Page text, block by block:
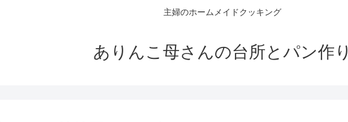
主婦のホームメイドクッキング
ありんこ母さんの台所とパン作り